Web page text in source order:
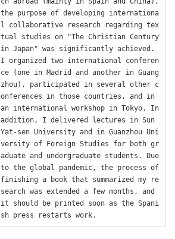
the purpose of developing internationa
l collaborative research regarding tex
tual studies on "The Christian Century
in Japan" was significantly achieved.
I organized two international conferen
ce (one in Madrid and another in Guang
zhou), participated in several other c
onferences in those countries, and in
an international workshop in Tokyo. In
addition, I delivered lectures in Sun
Yat-sen University and in Guanzhou Uni
versity of Foreign Studies for both gr
aduate and undergraduate students. Due
to the global pandemic, the process of
finishing a book that summarized my re
search was extended a few months, and
it should be printed soon as the Spani
sh press restarts work.